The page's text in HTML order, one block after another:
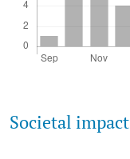
Societal impact